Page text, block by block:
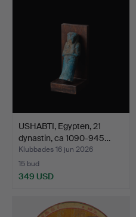
USHABTI, Egypten, 21
dynastin, ca 1090-945…
Klubbades 16 jun 2026
15 bud
349 USD